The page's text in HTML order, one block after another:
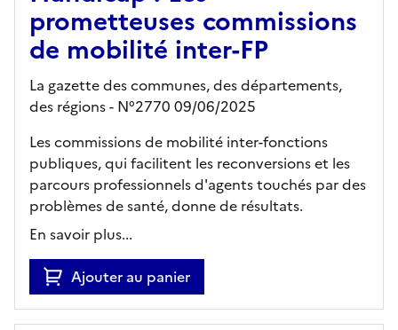
prometteuses commissions
de mobilité inter-FP
La gazette des communes, des départements,
des régions - N°2770 09/06/2025
Les commissions de mobilité inter-fonctions
publiques, qui facilitent les reconversions et les
parcours professionnels d'agents touchés par des
problèmes de santé, donne de résultats.
En savoir plus...
Ajouter au panier